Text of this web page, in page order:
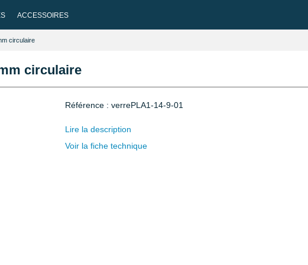
ACCESSOIRES
circulaire
circulaire
Référence : verrePLA1-14-9-01
Lire la description
Voir la fiche technique